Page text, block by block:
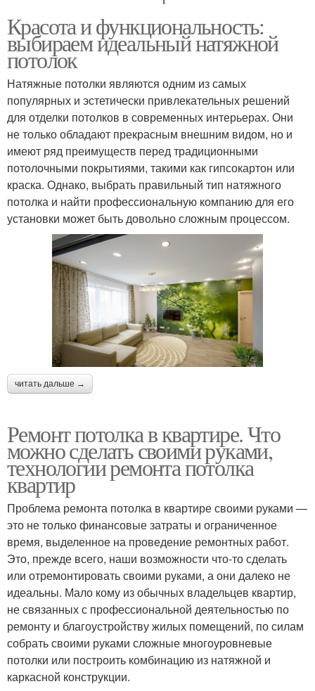
Красота и функциональность:
выбираем идеальный натяжной
потолок
Натяжные потолки являются одним из самых
популярных и эстетически привлекательных решений
для отделки потолков в современных интерьерах. Они
не только обладают прекрасным внешним видом, но и
имеют ряд преимуществ перед традиционными
потолочными покрытиями, такими как гипсокартон или
краска. Однако, выбрать правильный тип натяжного
потолка и найти профессиональную компанию для его
установки может быть довольно сложным процессом.
читать дальше →
Ремонт потолка в квартире. Что
можно сделать своими руками,
технологии ремонта потолка
квартир
Проблема ремонта потолка в квартире своими руками —
это не только финансовые затраты и ограниченное
время, выделенное на проведение ремонтных работ.
Это, прежде всего, наши возможности что-то сделать
или отремонтировать своими руками, а они далеко не
идеальны. Мало кому из обычных владельцев квартир,
не связанных с профессиональной деятельностью по
ремонту и благоустройству жилых помещений, по силам
собрать своими руками сложные многоуровневые
потолки или построить комбинацию из натяжной и
каркасной конструкции.